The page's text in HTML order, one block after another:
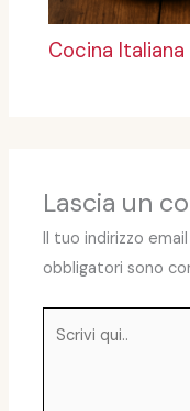
Cocina
Lascia un
Il tuo indirizzo
obbligatori sono